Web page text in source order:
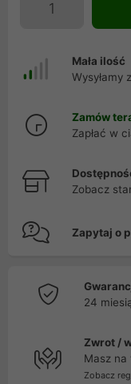
Mała ilość
Wysyłamy
Zamów
Zapłać w
Zobacz
Zapytaj o
24
Zwrot /
Masz na
Zobacz